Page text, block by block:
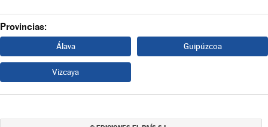
Provincias:
Álava Guipúzcoa
Vizcaya